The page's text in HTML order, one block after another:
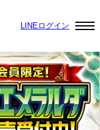
LINEログイン